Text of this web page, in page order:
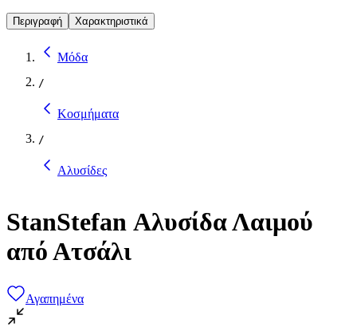
Περιγραφή Χαρακτηριστικά
Μόδα
/
Κοσμήματα
/
Αλυσίδες
StanStefan Αλυσίδα Λαιμού
από Ατσάλι
Αγαπημένα